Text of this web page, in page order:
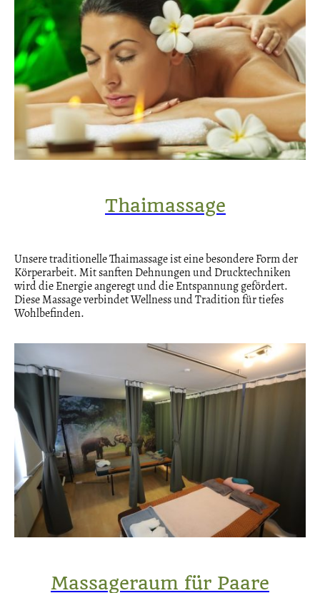
Thaimassage
Unsere traditionelle Thaimassage ist eine besondere Form der
Körperarbeit. Mit sanften Dehnungen und Drucktechniken
wird die Energie angeregt und die Entspannung gefördert.
Diese Massage verbindet Wellness und Tradition für tiefes
Wohlbefinden.
Massageraum für Paare